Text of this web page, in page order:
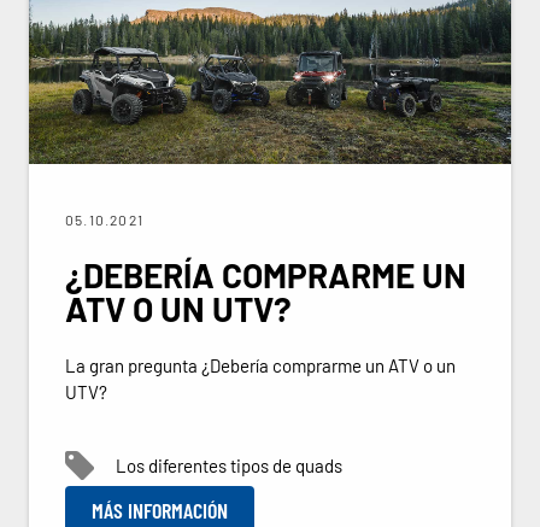
05.10.2021
¿DEBERÍA COMPRARME UN
ATV O UN UTV?
La gran pregunta ¿Debería comprarme un ATV o un
UTV?
Los diferentes tipos de quads
MÁS INFORMACIÓN